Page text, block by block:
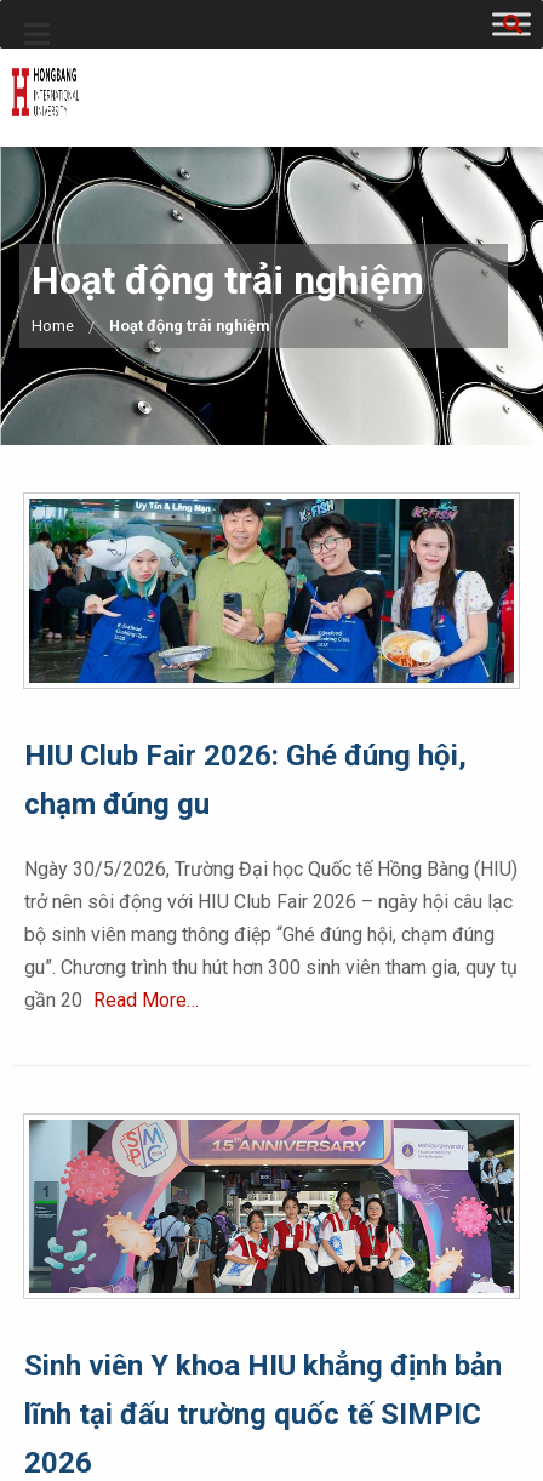
Hoạt động trải nghiệm
Home Hoạt động trải nghiệm
HIU Club Fair 2026: Ghé đúng hội,
chạm đúng gu
Ngày 30/5/2026, Trường Đại học Quốc tế Hồng Bàng (HIU)
trở nên sôi động với HIU Club Fair 2026 – ngày hội câu lạc
bộ sinh viên mang thông điệp “Ghé đúng hội, chạm đúng
gu”. Chương trình thu hút hơn 300 sinh viên tham gia, quy tụ
gần 20 Read More…
Sinh viên Y khoa HIU khẳng định bản
lĩnh tại đấu trường quốc tế SIMPIC
2026